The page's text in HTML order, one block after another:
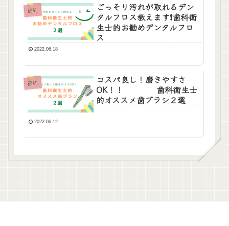
節約
ごっそり汚れが取れるデン
タルフロス教えます❗️歯科衛
生士的お勧めデンタルフロ
ス
2022.06.18
節約
コスパ良し！磨きやすさ
OK！！ 歯科衛生士
的オススメ歯ブラシ２選
2022.06.12